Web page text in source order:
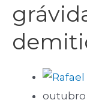
outubro